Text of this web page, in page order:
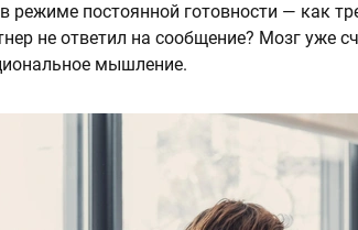
режиме постоянной готовности — как
не ответил на сообщение? Мозг уже
мышление.